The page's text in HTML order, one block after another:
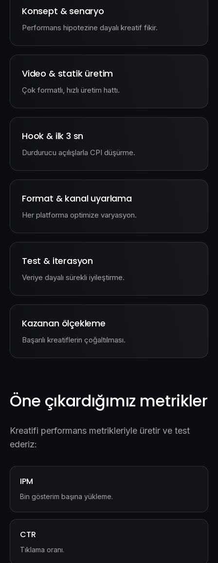
Konsept & senaryo
Performans hipotezine dayalı kreatif fikir.
Video & statik üretim
Çok formatlı, hızlı üretim hattı.
Hook & ilk 3 sn
Durdurucu açılışlarla CPI düşürme.
Format & kanal uyarlama
Her platforma optimize varyasyon.
Test & iterasyon
Veriye dayalı sürekli iyileştirme.
Kazanan ölçekleme
Başarılı kreatiflerin çoğaltılması.
Öne çıkardığımız metrikler
Kreatifi performans metrikleriyle üretir ve test
ederiz:
IPM
Bin gösterim başına yükleme.
CTR
Tıklama oranı.